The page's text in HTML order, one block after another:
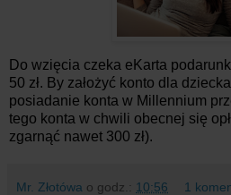
Do wzięcia czeka eKarta
50 zł. By założyć konto dla
posiadanie konta w Millennium
tego konta w chwili obecnej się
zgarnąć nawet 300 zł).
Mr. Złotówa o godz.: 10:56 1